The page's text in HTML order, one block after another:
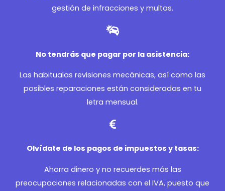
gestión de infracciones y multas.
No tendrás que pagar por la asistencia:
Las habitualas revisiones mecánicas, así como las
posibles reparaciones están consideradas en tu
letra mensual.
Olvídate de los pagos de impuestos y tasas:
Ahorra dinero y no recuerdes más las
preocupaciones relacionadas con el IVA, puesto que